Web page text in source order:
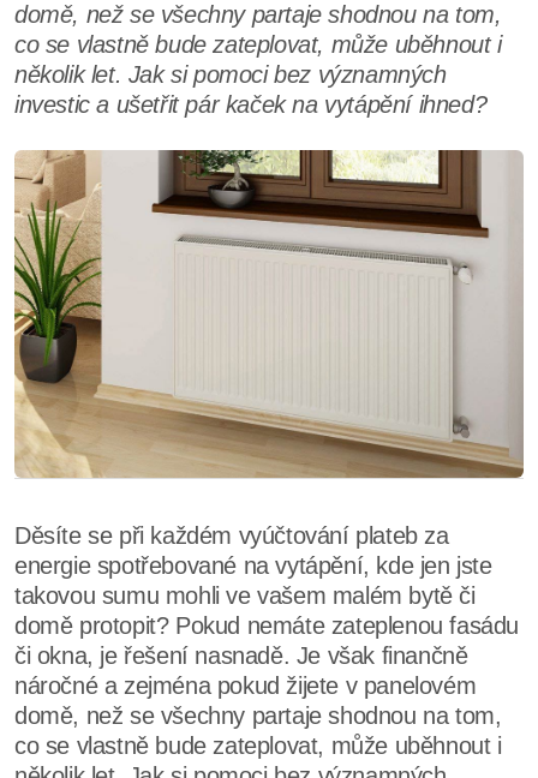
domě, než se všechny partaje shodnou na tom,
co se vlastně bude zateplovat, může uběhnout i
několik let. Jak si pomoci bez významných
investic a ušetřit pár kaček na vytápění ihned?
Děsíte se při každém vyúčtování plateb za
energie spotřebované na vytápění, kde jen jste
takovou sumu mohli ve vašem malém bytě či
domě protopit? Pokud nemáte zateplenou fasádu
či okna, je řešení nasnadě. Je však finančně
náročné a zejména pokud žijete v panelovém
domě, než se všechny partaje shodnou na tom,
co se vlastně bude zateplovat, může uběhnout i